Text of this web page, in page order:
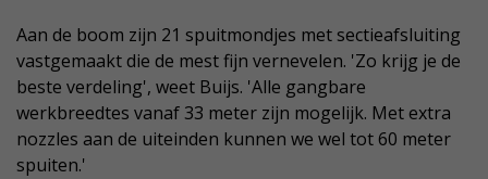
Aan de boom zijn 21 spuitmondjes met sectieafsluiting
vastgemaakt die de mest fijn vernevelen. 'Zo krijg je de
beste verdeling', weet Buijs. 'Alle gangbare
werkbreedtes vanaf 33 meter zijn mogelijk. Met extra
nozzles aan de uiteinden kunnen we wel tot 60 meter
spuiten.'